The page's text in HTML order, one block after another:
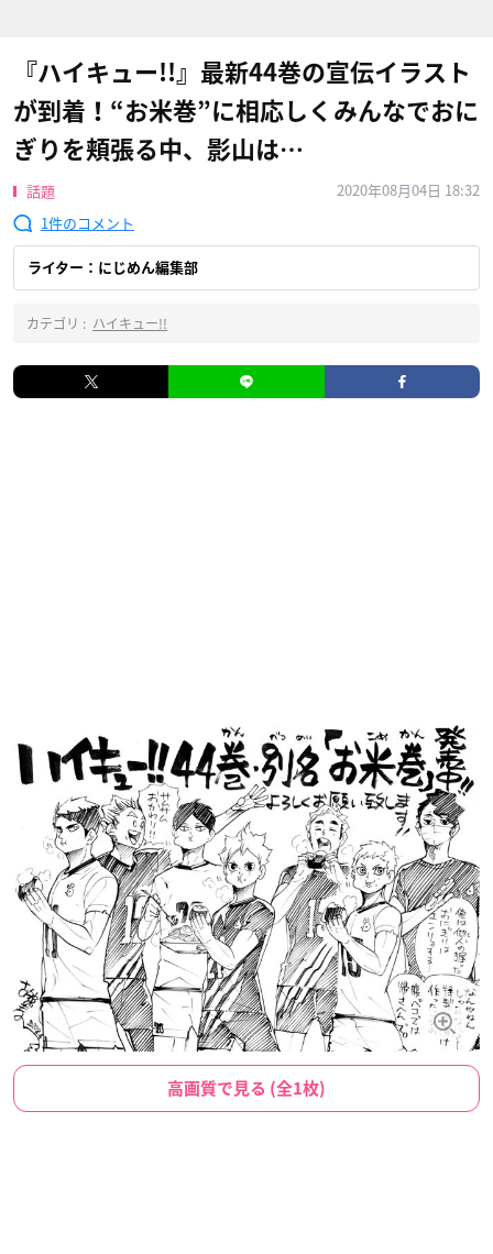
『ハイキュー!!』最新44巻の宣伝イラスト
が到着！“お米巻”に相応しくみんなでおに
ぎりを頬張る中、影山は…
話題
2020年08月04日 18:32
1
ライター：にじめん編集部
カテゴリ : ハイキュー!!
高画質で見る (全1枚)